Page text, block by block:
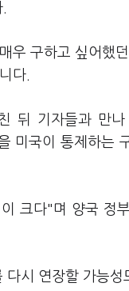
우 구하고 싶어했
다.
뒤 기자들과 만
미국이 통제하는
크다"며 양국 정
시 연장할 가능성